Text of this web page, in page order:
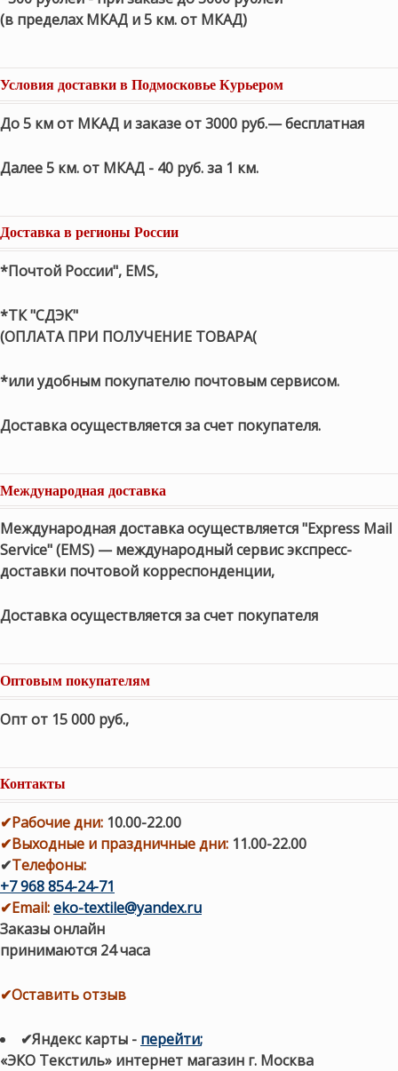
(в пределах МКАД и 5 км. от МКАД)
Условия доставки в Подмосковье Курьером
До 5 км от МКАД и заказе от 3000 руб.— бесплатная
Далее 5 км. от МКАД - 40 руб. за 1 км.
Доставка в регионы России
*Почтой России", EMS,
*ТК "СДЭК"
(ОПЛАТА ПРИ ПОЛУЧЕНИЕ ТОВАРА(
*или удобным покупателю почтовым сервисом.
Доставка осуществляется за счет покупателя.
Международная доставка
Международная доставка осуществляется "Express Mail
Service" (EMS) — международный сервис экспресс-
доставки почтовой корреспонденции,
Доставка осуществляется за счет покупателя
Оптовым покупателям
Опт от 15 000 руб.,
Контакты
✔Рабочие дни: 10.00-22.00
✔Выходные и праздничные дни: 11.00-22.00
✔Телефоны:
+7 968 854-24-71
✔Email:eko-textile@yandex.ru
Заказы онлайн
принимаются 24 часа
✔Оставить отзыв
✔Яндекс карты - перейти;
«ЭКО Текстиль» интернет магазин г. Москва